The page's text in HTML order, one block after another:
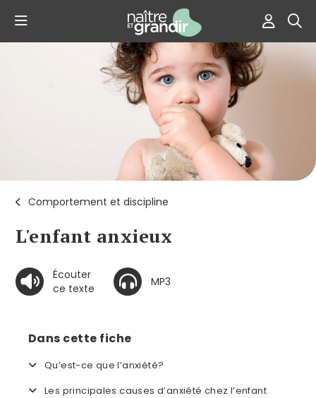
Comportement et discipline
L'enfant anxieux
Écouter
ce texte
MP3
Dans cette fiche
Qu’est-ce que l’anxiété?
Les principales causes d’anxiété chez l’enfant